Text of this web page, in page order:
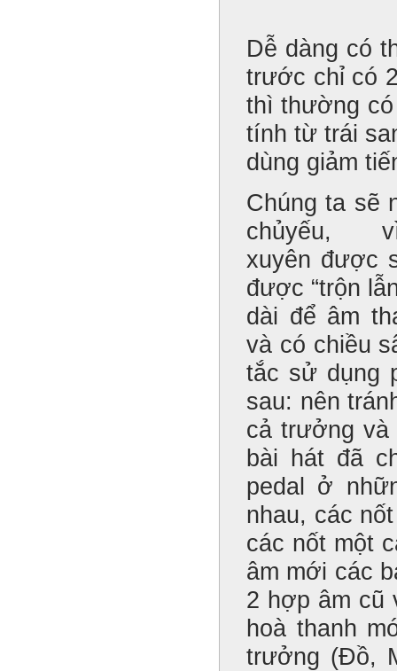
Dễ dàng có
trước chỉ có
thì thường có
tính từ trái
dùng giảm
Chúng ta sẽ
chủyếu,
xuyên được
được “trộn
dài để âm
và có chiều
tắc sử dụng
sau: nên
cả trưởng và
bài hát đã
pedal ở
nhau, các
các nốt một
âm mới các
2 hợp âm cũ
hoà thanh
trưởng (Đồ,